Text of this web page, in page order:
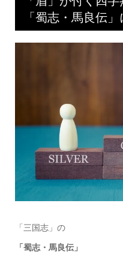
「蜀志・馬良伝」
「三国志」の
「蜀志・馬良伝」